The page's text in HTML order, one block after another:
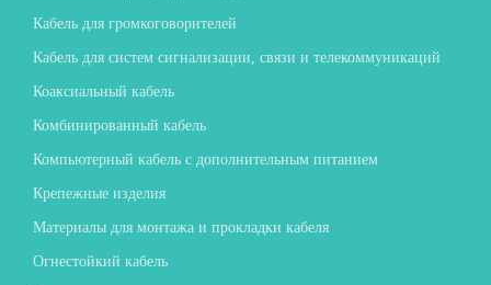
Кабель для громкоговорителей
Кабель для систем сигнализации, связи и телекоммуникаций
Коаксиальный кабель
Комбинированный кабель
Компьютерный кабель с дополнительным питанием
Крепежные изделия
Материалы для монтажа и прокладки кабеля
Огнестойкий кабель